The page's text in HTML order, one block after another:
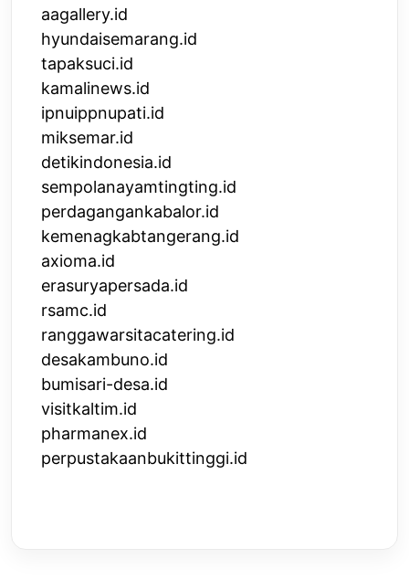
aagallery.id
hyundaisemarang.id
tapaksuci.id
kamalinews.id
ipnuippnupati.id
miksemar.id
detikindonesia.id
sempolanayamtingting.id
perdagangankabalor.id
kemenagkabtangerang.id
axioma.id
erasuryapersada.id
rsamc.id
ranggawarsitacatering.id
desakambuno.id
bumisari-desa.id
visitkaltim.id
pharmanex.id
perpustakaanbukittinggi.id